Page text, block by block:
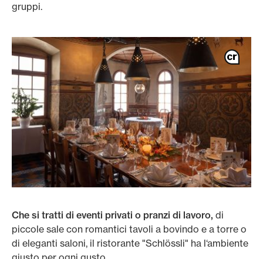
gruppi.
Che si tratti di eventi privati o pranzi di lavoro, di
piccole sale con romantici tavoli a bovindo e a torre o
di eleganti saloni, il ristorante "Schlössli" ha l‘ambiente